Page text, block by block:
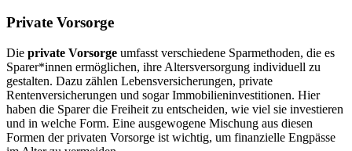
Private Vorsorge
Die private Vorsorge umfasst verschiedene Sparmethoden, die es
Sparer*innen ermöglichen, ihre Altersversorgung individuell zu
gestalten. Dazu zählen Lebensversicherungen, private
Rentenversicherungen und sogar Immobilieninvestitionen. Hier
haben die Sparer die Freiheit zu entscheiden, wie viel sie investieren
und in welche Form. Eine ausgewogene Mischung aus diesen
Formen der privaten Vorsorge ist wichtig, um finanzielle Engpässe